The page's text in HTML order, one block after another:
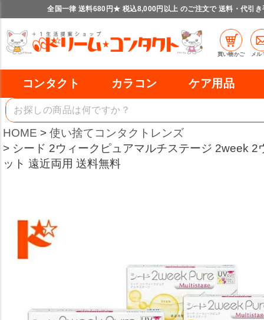
全国一律 送料680円★ 税込8,000円以上 のご注文で 送料・代引き
買い物かご メル
コンタクト カラコン ケア用品
HOME
使い捨てコンタクトレンズ
シード 2ウィークピュアマルチステージ 2week 2
ット 遠近両用 送料無料